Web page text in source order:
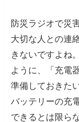
防災ラジオで災
大切な人との連
きないですよね
ように、「充電
準備しておきた
バッテリーの充
できるとは限ら